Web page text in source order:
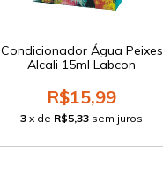
Condicionador Água Peixes
Alcali 15ml Labcon
R$15,99
3 x de R$5,33 sem juros